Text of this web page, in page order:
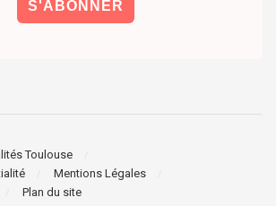
Toulouse
Mentions Légales
Plan du site